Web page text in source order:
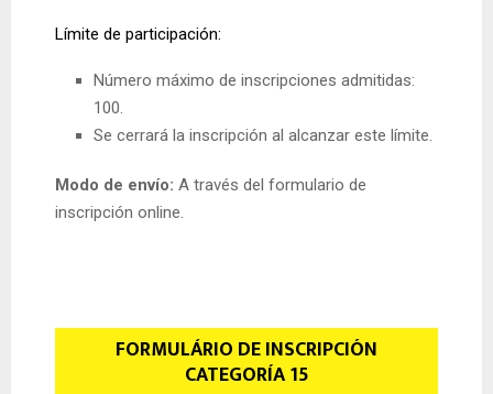
Límite de participación:
Número máximo de inscripciones admitidas:
100.
Se cerrará la inscripción al alcanzar este límite.
Modo de envío: A través del formulario de
inscripción online.
FORMULÁRIO DE INSCRIPCIÓN
CATEGORÍA 15